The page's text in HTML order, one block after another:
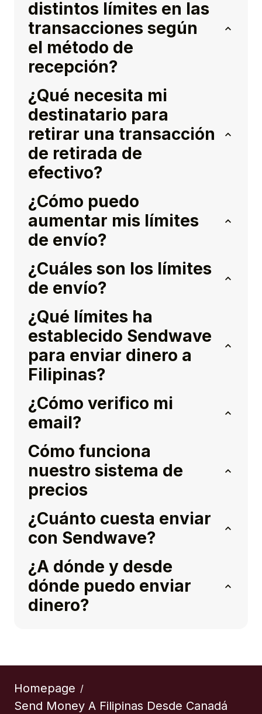
distintos límites en las
transacciones según
el método de
recepción?
¿Qué necesita mi
destinatario para
retirar una transacción
de retirada de
efectivo?
¿Cómo puedo
aumentar mis límites
de envío?
¿Cuáles son los límites
de envío?
¿Qué límites ha
establecido Sendwave
para enviar dinero a
Filipinas?
¿Cómo verifico mi
email?
Cómo funciona
nuestro sistema de
precios
¿Cuánto cuesta enviar
con Sendwave?
¿A dónde y desde
dónde puedo enviar
dinero?
Homepage /
Send Money A Filipinas Desde Canadá